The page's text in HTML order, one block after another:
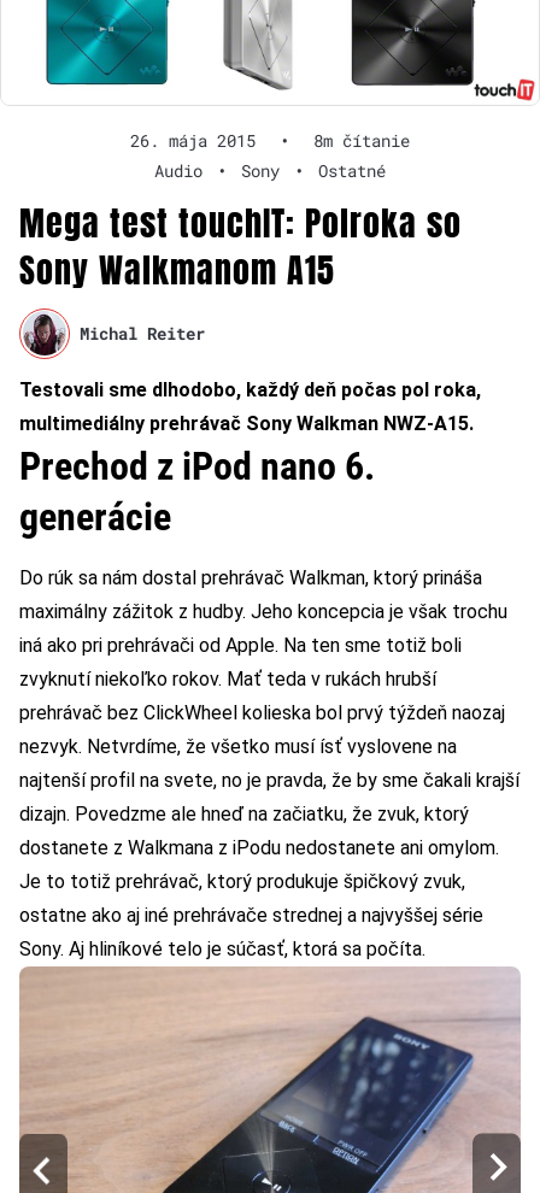
26. mája 2015 •
8m čítanie
Audio
• Sony • Ostatné
Mega test touchIT: Polroka so
Sony Walkmanom A15
Michal Reiter
Testovali sme dlhodobo, každý deň počas pol roka,
multimediálny prehrávač Sony Walkman NWZ-A15.
Prechod z iPod nano 6.
generácie
Do rúk sa nám dostal prehrávač Walkman, ktorý prináša
maximálny zážitok z hudby. Jeho koncepcia je však trochu
iná ako pri prehrávači od Apple. Na ten sme totiž boli
zvyknutí niekoľko rokov. Mať teda v rukách hrubší
prehrávač bez ClickWheel kolieska bol prvý týždeň naozaj
nezvyk. Netvrdíme, že všetko musí ísť vyslovene na
najtenší profil na svete, no je pravda, že by sme čakali krajší
dizajn. Povedzme ale hneď na začiatku, že zvuk, ktorý
dostanete z Walkmana z iPodu nedostanete ani omylom.
Je to totiž prehrávač, ktorý produkuje špičkový zvuk,
ostatne ako aj iné prehrávače strednej a najvyššej série
Sony. Aj hliníkové telo je súčasť, ktorá sa počíta.